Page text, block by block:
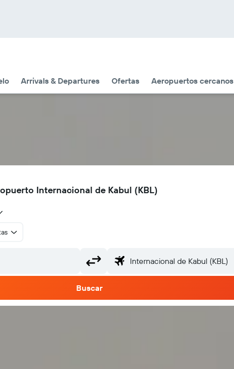
Arrivals & Departures Ofertas Aeropuertos cercanos
Internacional de Kabul (KBL)
Buscar